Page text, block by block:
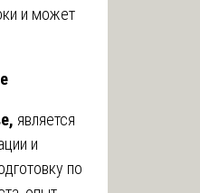
и может
является
и
по